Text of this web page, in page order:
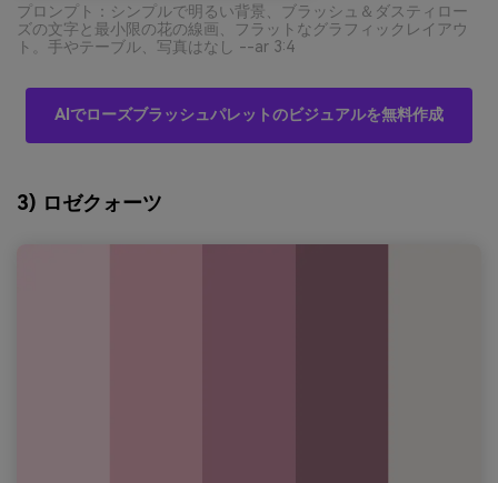
プロンプト：シンプルで明るい背景、ブラッシュ＆ダスティロー
ズの文字と最小限の花の線画、フラットなグラフィックレイアウ
ト。手やテーブル、写真はなし --ar 3:4
AIでローズブラッシュパレットのビジュアルを無料作成
3) ロゼクォーツ